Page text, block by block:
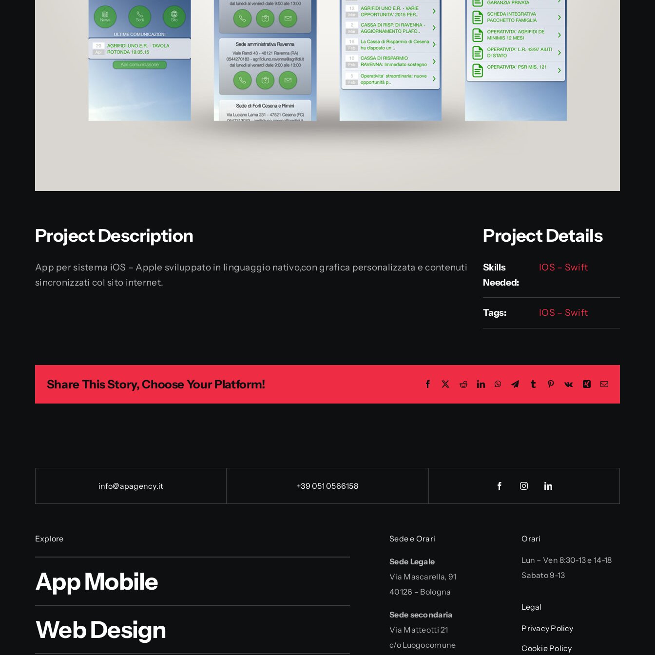
Project Description
App per sistema iOS – Apple sviluppato in linguaggio nativo,con grafica personalizzata e contenuti
sincronizzati col sito internet.
Project Details
Skills
Needed:
IOS – Swift
Tags: IOS – Swift
Share This Story, Choose Your Platform! Facebook RedditLinkedInWhatsApp
TelegramTumblr Pinterest
Vk XingEmail
info@apagency.it +39 051 0566158
Explore
App Mobile
Web Design
Sede e Orari
Sede Legale
Via Mascarella, 91
40126 – Bologna
Sede secondaria
Via Matteotti 21
c/o Luogocomune
Orari
Lun – Ven 8:30-13 e 14-18
Sabato 9-13
Legal
Privacy Policy
Cookie Policy